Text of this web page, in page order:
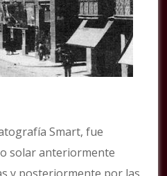
Smart, fue
solar anteriormente